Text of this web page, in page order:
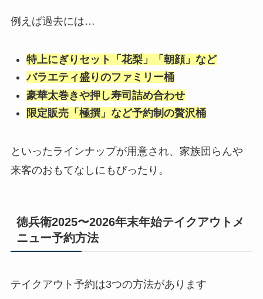
例えば過去には…
特上にぎりセット「花梨」「朝顔」など
バラエティ盛りのファミリー桶
豪華太巻きや押し寿司詰め合わせ
限定販売「極撰」など予約制の贅沢桶
といったラインナップが用意され、家族団らんや
来客のおもてなしにもぴったり。
徳兵衛2025〜2026年末年始テイクアウトメ
ニュー予約方法
テイクアウト予約は3つの方法があります